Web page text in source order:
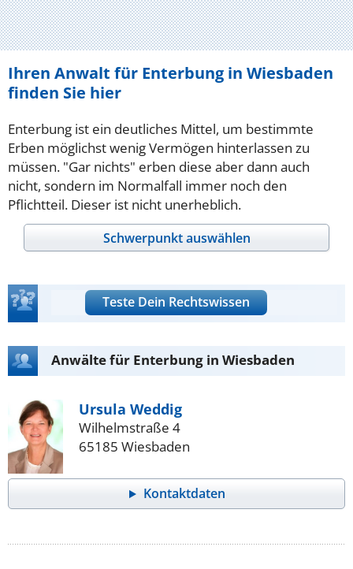
Ihren Anwalt für Enterbung in Wiesbaden
finden Sie hier
Enterbung ist ein deutliches Mittel, um bestimmte
Erben möglichst wenig Vermögen hinterlassen zu
müssen. "Gar nichts" erben diese aber dann auch
nicht, sondern im Normalfall immer noch den
Pflichtteil. Dieser ist nicht unerheblich.
Schwerpunkt auswählen
Teste Dein Rechtswissen
Anwälte für Enterbung in Wiesbaden
Ursula Weddig
Wilhelmstraße 4
65185 Wiesbaden
Kontaktdaten